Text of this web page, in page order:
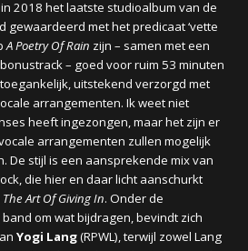
2018 het laatste studioalbum van de
gewaardeerd met het predicaat ‘vette
A Poetry Of Rain zijn – samen met een
– goed voor ruim 53 minuten
uitstekend verzorgd met
arrangementen. Ik weet niet
heeft ingezongen, maar het zijn er
arrangementen zullen mogelijk
De stijl is een aansprekende mix van
die hier en daar licht aanschurkt
The Art Of Giving In. Onder de
om wat bijdragen, bevindt zich
Yogi Lang(RPWL), terwijl zowel Lang